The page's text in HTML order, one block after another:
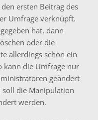
ersten Beitrag des
Umfrage verknüpft.
hat, dann
oder die
allerdings schon ein
kann die Umfrage nur
geändert
soll die Manipulation
werden.